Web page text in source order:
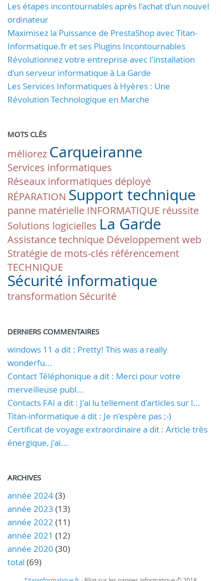
Les étapes incontournables après l'achat d'un nouvel
ordinateur
Maximisez la Puissance de PrestaShop avec Titan-
Informatique.fr et ses Plugins Incontournables
Révolutionnez votre entreprise avec l'installation
d'un serveur informatique à La Garde
Les Services Informatiques à Hyères : Une
Révolution Technologique en Marche
MOTS CLÉS
méliorez Carqueiranne
Services informatiques
Réseaux informatiques déployé
RÉPARATION Support technique
panne matérielle INFORMATIQUE réussite
Solutions logicielles La Garde
Assistance technique Développement web
Stratégie de mots-clés référencement
TECHNIQUE
Sécurité informatique
transformation Sécurité
DERNIERS COMMENTAIRES
windows 11 a dit : Pretty! This was a really
wonderfu...
Contact Téléphonique a dit : Merci pour votre
merveilleuse publ...
Contacts FAI a dit : J'ai lu tellement d'articles sur l...
Titan-informatique a dit : Je n'espère pas ;-)
Certificat de voyage extraordinaire a dit : Article très
énergique, j'ai...
ARCHIVES
année 2024(3)
année 2023 (13)
année 2022 (11)
année 2021 (12)
année 2020 (30)
total (69)